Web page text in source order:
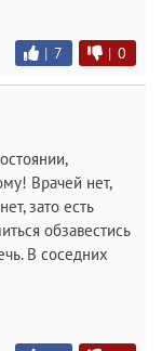
| 7 | 0
Врачей нет,
зато есть
обзавестись
В соседних